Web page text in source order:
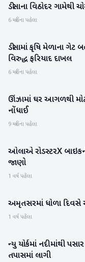
બનાસકાંઠા
ડીસાના વિઠોદર ગામેથી
6 મહિના પહેલા
બનાસકાંઠા
ડીસામાં કૃષિ મેળાના ગેટ
વિરુદ્ધ ફરિયાદ દાખલ
6 મહિના પહેલા
મહેસાણા
ઊંઝામાં ઘર આગળથી મોટરસાઇકલની
નોંધાઈ
9 મહિના પહેલા
બિઝનેસ
ઓલાએ રોડસ્ટરX
જાણો
1 વર્ષ પહેલા
રાષ્ટ્રીય
અમૃતસરમાં ધોળા દિવસે
1 વર્ષ પહેલા
રાષ્ટ્રીય
ન્યુ યોર્કમાં નદીમાંથી
તપાસમાં લાગી